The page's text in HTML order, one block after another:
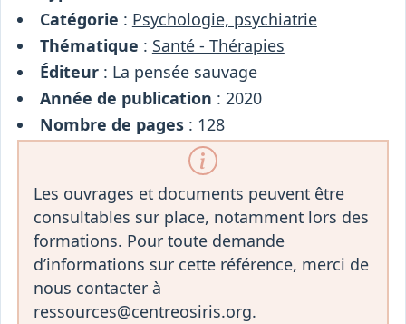
Catégorie : Psychologie, psychiatrie
Thématique : Santé - Thérapies
Éditeur: La pensée sauvage
Année de publication : 2020
Nombre de pages: 128
Les ouvrages et documents peuvent être
consultables sur place, notamment lors des
formations. Pour toute demande
d’informations sur cette référence, merci de
nous contacter à
ressources@centreosiris.org.